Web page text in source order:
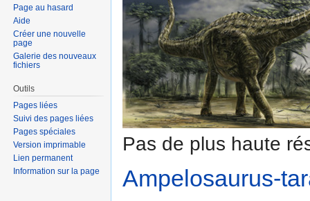
Pas de plus haute
Ampelosaurus-
Page au hasard
Aide
Créer une nouvelle
page
Galerie des nouveaux
fichiers
Outils
Pages liées
Suivi des pages liées
Pages spéciales
Version imprimable
Lien permanent
Information sur la page